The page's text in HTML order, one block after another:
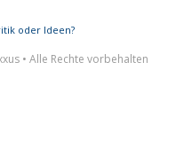
oder Ideen?
• Alle Rechte vorbehalten